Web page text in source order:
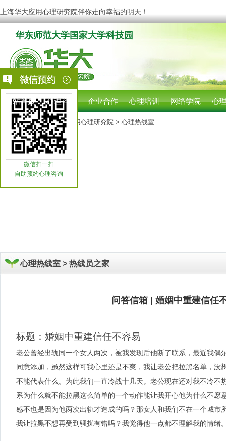
上海华大应用心理研究院伴你走向幸福的明天！
华东师范大学国家大学科技园
网站首页 心理咨询 企业合作 心理培训 网络学院 心
您现在的位置:上海华大应用心理研究院 > 心理热线室
心理热线室 > 热线员之家
问答信箱 | 婚姻中重建信任
标题：婚姻中重建信任不容易
老公曾经出轨同一个女人两次，被我发现后他断了联系，最近我偶
同意添加，虽然这样可我心里还是不爽，我让老公把拉黑名单，没
不能代表什么。为此我们一直冷战十几天。老公现在还对我不冷不
系为什么就不能拉黑这么简单的一个动作能让我开心他为什么不愿
感不也是因为他两次出轨才造成的吗？那女人和我们不在一个城市
我让拉黑不想再受到骚扰有错吗？我觉得他一点都不理解我的情绪
微信扫一扫
自助预约心理咨询